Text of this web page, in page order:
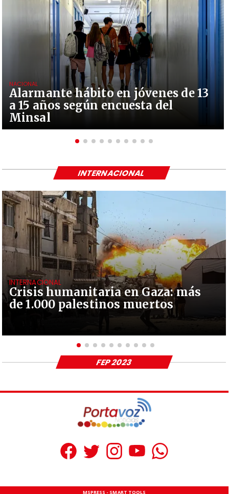
Alarmante hábito en jóvenes de 13
a 15 años según encuesta del
Minsal
NACIONAL
Crisis humanitaria en Gaza: más
de 1.000 palestinos muertos
INTERNACIONAL
INTERNACIONAL
FEP 2023
MSPRESS - SMART TOOLS